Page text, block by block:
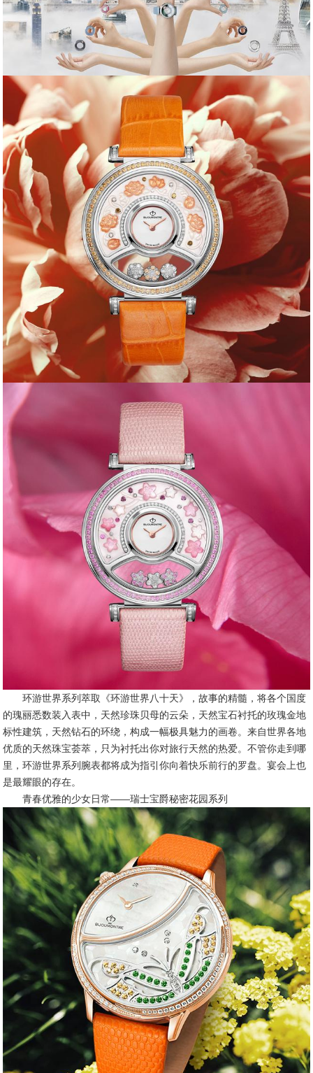
环游世界系列萃取《环游世界八十天》，故事的精髓，将各个国度
的瑰丽悉数装入表中，天然珍珠贝母的云朵，天然宝石衬托的玫瑰金地
标性建筑，天然钻石的环绕，构成一幅极具魅力的画卷。来自世界各地
优质的天然珠宝荟萃，只为衬托出你对旅行天然的热爱。不管你走到哪
里，环游世界系列腕表都将成为指引你向着快乐前行的罗盘。宴会上也
是最耀眼的存在。
青春优雅的少女日常——瑞士宝爵秘密花园系列